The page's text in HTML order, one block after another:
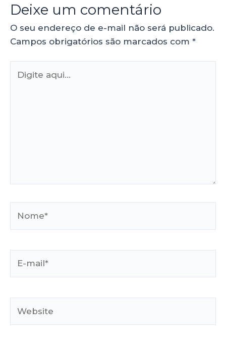
Deixe um comentário
O seu endereço de e-mail não será publicado.
Campos obrigatórios são marcados com *